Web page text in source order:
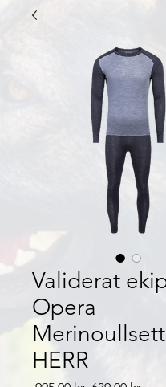
Validerat
Opera
Merinoullsett
HERR